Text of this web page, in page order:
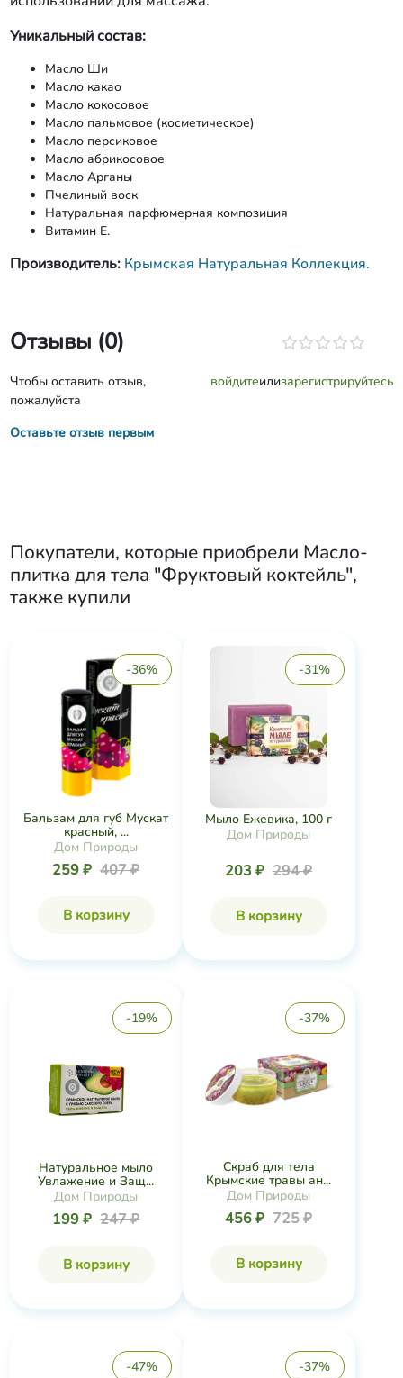
Уникальный состав:
Масло Ши
Масло какао
Масло кокосовое
Масло пальмовое (косметическое)
Масло персиковое
Масло абрикосовое
Масло Арганы
Пчелиный воск
Натуральная парфюмерная композиция
Витамин Е.
Производитель: Крымская Натуральная Коллекция.
Отзывы (0)
Чтобы оставить отзыв,
пожалуйста
войдитеилизарегистрируйтесь
Оставьте отзыв первым
Покупатели, которые приобрели Масло-
плитка для тела "Фруктовый коктейль",
также купили
-36%
Бальзам для губ Мускат
красный, ...
Дом Природы
259 ₽ 407 ₽
В корзину
-31%
Мыло Ежевика, 100 г
Дом Природы
203 ₽ 294 ₽
В корзину
-19%
Натуральное мыло
Увлажение и Защ...
Дом Природы
199 ₽ 247 ₽
В корзину
-37%
Скраб для тела
Крымские травы ан...
Дом Природы
456 ₽ 725 ₽
В корзину
-47% -37%